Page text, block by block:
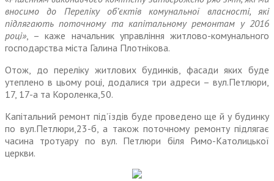
вносимо до Переліку об’єктів комунальної власності, які
підлягають поточному та капітальному ремонтам у 2016
році», – каже начальник управління житлово-комунального
господарства міста Галина Плотнікова.
Отож, до переліку житлових будинків, фасади яких буде
утеплено в цьому році, додалися три адреси – вул.Петлюри,
17, 17-а та Короленка,50.
Капітальний ремонт під’їздів буде проведено ще й у будинку
по вул.Петлюри,23-б, а також поточному ремонту підлягає
часина тротуару по вул. Петлюри біля Римо-Католицької
церкви.